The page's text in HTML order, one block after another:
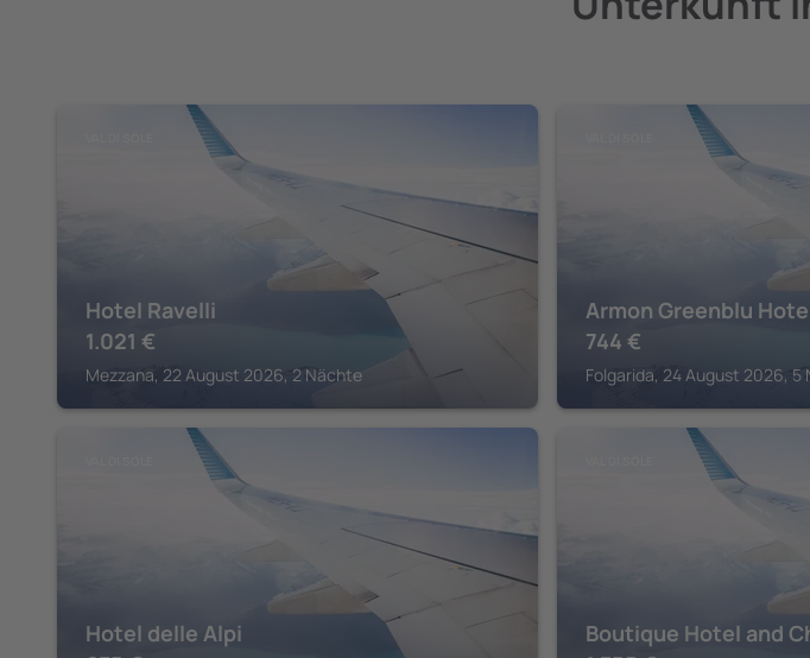
Hotel Ravelli
1.021 €
Mezzana, 22 August 2026, 2 Nächte
Armon Greenblu
744 €
Folgarida, 24 August 2026, 5
Hotel delle Alpi
Boutique Hotel and